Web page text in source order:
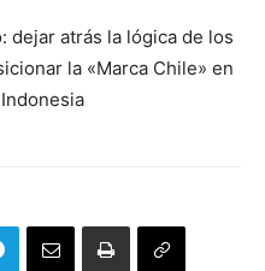
dejar atrás la lógica de los
la «Marca Chile» en